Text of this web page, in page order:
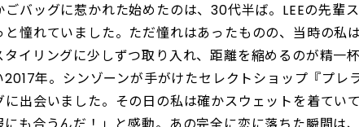
ごバッグに惹かれた始めたのは、30代半ば。LEEの先輩
憧れていました。ただ憧れはあったものの、当時の私
イリングに少しずつ取り入れ、距離を縮めるのが精一
年。シンゾーンが手がけたセレクトショップ『プレ
に出会いました。その日の私は確かスウェットを着てい